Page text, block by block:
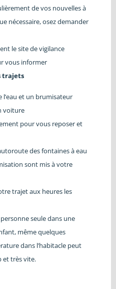
de vos nouvelles à
nécessaire, osez demander
le site de vigilance
vous informer
trajets
l’eau et un brumisateur
voiture
pour vous reposer et
des fontaines à eau
sont mis à votre
trajet aux heures les
seule dans une
même quelques
dans l’habitacle peut
et très vite.